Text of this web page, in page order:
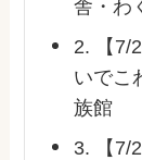
舎・わ
2. 【7/
いでこ
族館
3. 【7/